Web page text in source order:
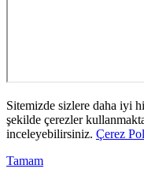
Sitemizde sizlere daha iyi
şekilde çerezler
inceleyebilirsiniz. Çerez
Tamam